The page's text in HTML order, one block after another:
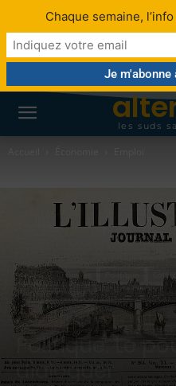
les suds
Social Chômage
Économie sociale et solidaire
Emploi
Droit à l'emploi
Politique. Le
dialoguer
Chaque semaine,